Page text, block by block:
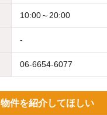
10:00～20:00
-
06-6654-6077
物件を紹介してほしい